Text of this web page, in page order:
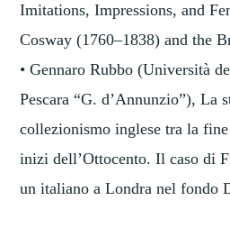
Imitations, Impressions, and
Cosway (1760–1838) and the
• Gennaro Rubbo (Università
Pescara “G. d’Annunzio”), La
collezionismo inglese tra la
inizi dell’Ottocento. Il caso di
un italiano a Londra nel fondo